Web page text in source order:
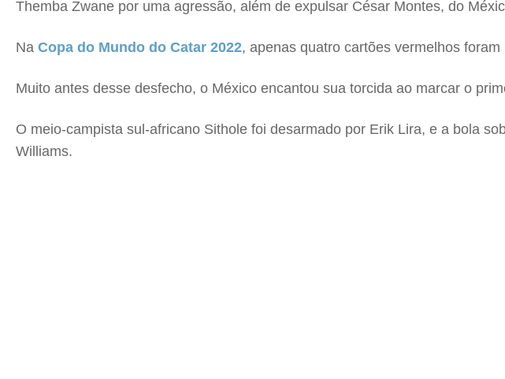
Themba Zwane por uma agressão, além de expulsar César Montes, do
Na Copa do Mundo do Catar 2022, apenas quatro cartões vermelhos
Muito antes desse desfecho, o México encantou sua torcida ao marcar o
O meio-campista sul-africano Sithole foi desarmado por Erik Lira, e a bola
Williams.